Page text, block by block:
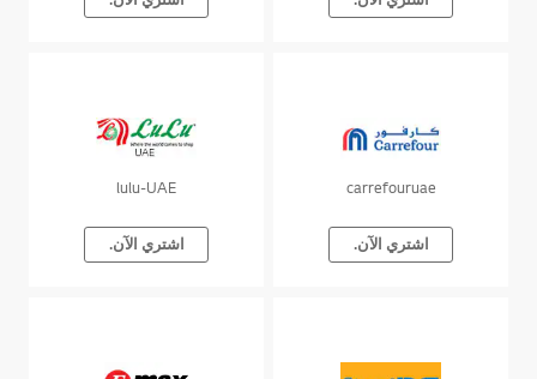
lulu-UAE
اشتري الآن.
carrefouruae
اشتري الآن.